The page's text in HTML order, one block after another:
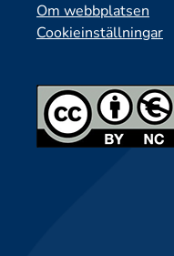
Om webbplatsen
Cookieinställningar